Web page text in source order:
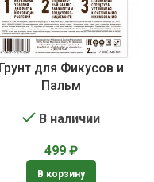
Грунт для Фикусов и
Пальм
В наличии
499 ₽
В корзину